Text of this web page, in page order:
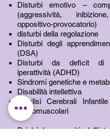
Disturbi emotivo –
(aggressività,
oppositivo-provocatorio)
disturbi della regolazione
Disturbi degli
(DSA)
Disturbi da deficit di
iperattività (ADHD)
Sindromi genetiche e
Disabilità intellettiva
Paralisi Cerebrali
neuromuscolari
Poichè la precocità